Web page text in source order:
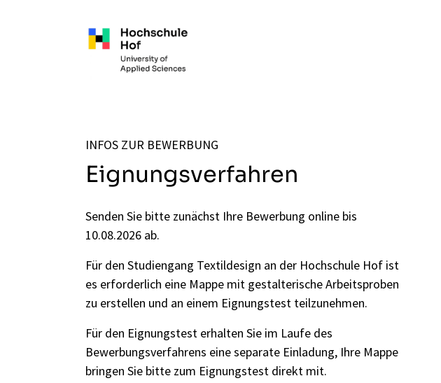
INFOS ZUR BEWERBUNG
Eignungsverfahren
Senden Sie bitte zunächst Ihre Bewerbung online bis
10.08.2026 ab.
Für den Studiengang Textildesign an der Hochschule Hof ist
es erforderlich eine Mappe mit gestalterische Arbeitsproben
zu erstellen und an einem Eignungstest teilzunehmen.
Für den Eignungstest erhalten Sie im Laufe des
Bewerbungsverfahrens eine separate Einladung, Ihre Mappe
bringen Sie bitte zum Eignungstest direkt mit.